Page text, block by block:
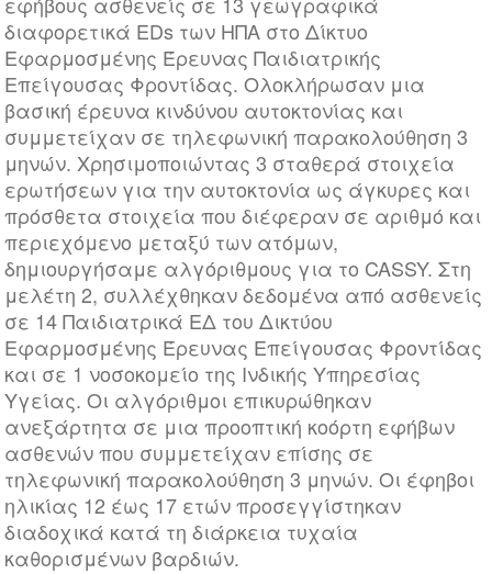
διαφορετικά EDs των ΗΠΑ στο Δίκτυο
Εφαρμοσμένης Έρευνας Παιδιατρικής
Επείγουσας Φροντίδας. Ολοκλήρωσαν μια
βασική έρευνα κινδύνου αυτοκτονίας και
συμμετείχαν σε τηλεφωνική παρακολούθηση 3
μηνών. Χρησιμοποιώντας 3 σταθερά στοιχεία
ερωτήσεων για την αυτοκτονία ως άγκυρες και
πρόσθετα στοιχεία που διέφεραν σε αριθμό και
περιεχόμενο μεταξύ των ατόμων,
δημιουργήσαμε αλγόριθμους για το CASSY. Στη
μελέτη 2, συλλέχθηκαν δεδομένα από ασθενείς
σε 14 Παιδιατρικά ΕΔ του Δικτύου
Εφαρμοσμένης Έρευνας Επείγουσας Φροντίδας
και σε 1 νοσοκομείο της Ινδικής Υπηρεσίας
Υγείας. Οι αλγόριθμοι επικυρώθηκαν
ανεξάρτητα σε μια προοπτική κοόρτη εφήβων
ασθενών που συμμετείχαν επίσης σε
τηλεφωνική παρακολούθηση 3 μηνών. Οι έφηβοι
ηλικίας 12 έως 17 ετών προσεγγίστηκαν
διαδοχικά κατά τη διάρκεια τυχαία
καθορισμένων βαρδιών.